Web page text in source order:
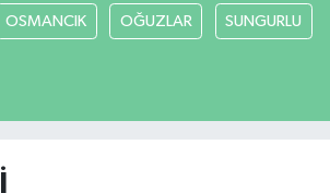
OSMANCIK OĞUZLAR SUNGURLU